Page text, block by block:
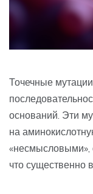
Точечные
оснований. Эти
на
«несмысловыми»,
что существенно